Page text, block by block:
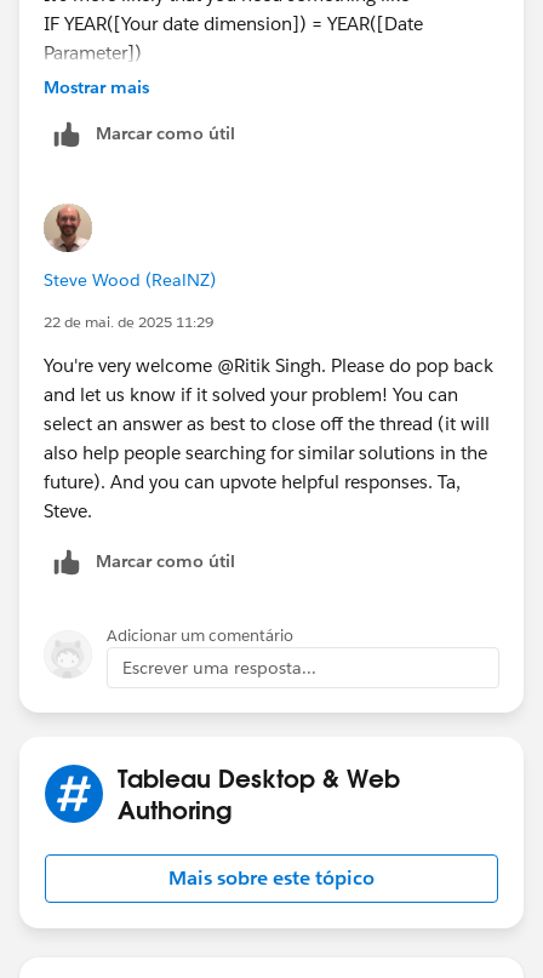
IF YEAR([Your date dimension]) = YEAR([Date
Parameter])
THEN "CY"
Parameter])-1
END
And you'd filter out the "Ignore" ones as they're from
other years.
If I'm on the wrong track with what you're asking here
Ideally you would attach a packaged workbook, with
sample / non-sensitive data as an extract, so that we
can see where you're up to and the data you're
working with.
Ta, Steve
Mostrar mais
Marcar como útil
Steve Wood (RealNZ)
22 de mai. de 2025 11:29
You're very welcome @Ritik Singh​. Please do pop back
and let us know if it solved your problem! You can
select an answer as best to close off the thread (it will
also help people searching for similar solutions in the
future). And you can upvote helpful responses. Ta,
Steve.
Marcar como útil
Adicionar um comentário
Escrever uma resposta...
Tableau Desktop & Web
Authoring
Mais sobre este tópico